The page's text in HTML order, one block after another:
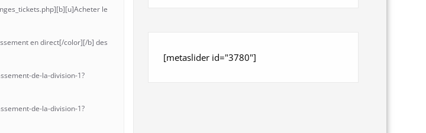
le
en direct[/color][/b] des
de-la-division-1?
de-la-division-1?
[metaslider id="3780"]